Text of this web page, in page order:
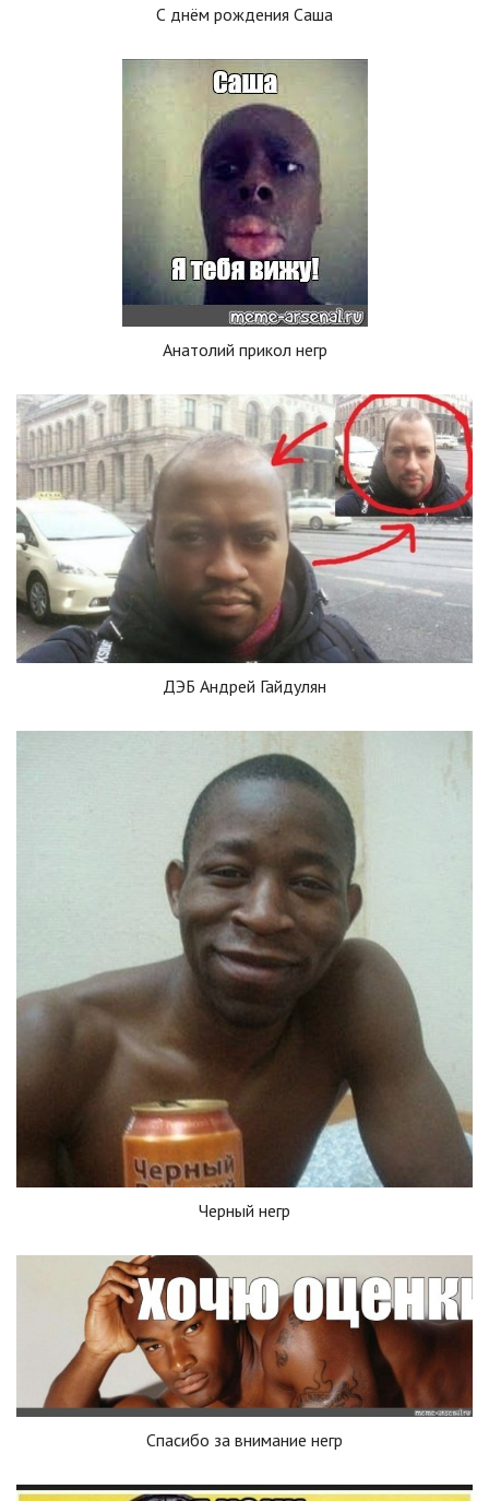
С днём рождения Саша
Анатолий прикол негр
ДЭБ Андрей Гайдулян
Черный негр
Спасибо за внимание негр